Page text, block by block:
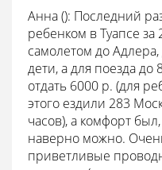
Анна (): Последний
ребенком в Туапсе за
самолетом до
дети, а для поезда до
отдать 6000 р. (для
этого ездили 283
часов), а комфорт
наверно можно.
приветливые